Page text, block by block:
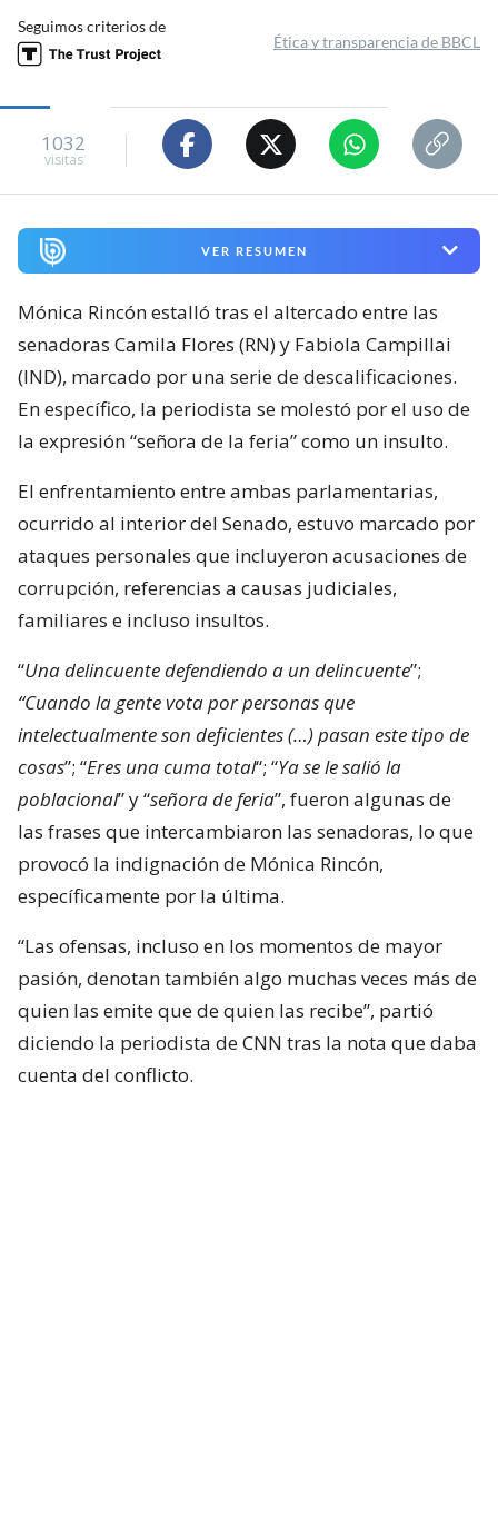
Seguimos criterios de
Ética y transparencia de BBCL
1032
visitas
VER RESUMEN
Mónica Rincón estalló tras el altercado entre las
senadoras Camila Flores (RN) y Fabiola Campillai
(IND), marcado por una serie de descalificaciones.
En específico, la periodista se molestó por el uso de
la expresión “señora de la feria” como un insulto.
El enfrentamiento entre ambas parlamentarias,
ocurrido al interior del Senado, estuvo marcado por
ataques personales que incluyeron acusaciones de
corrupción, referencias a causas judiciales,
familiares e incluso insultos.
“Una delincuente defendiendo a un delincuente”;
“Cuando la gente vota por personas que
intelectualmente son deficientes (…) pasan este tipo de
cosas”; “Eres una cuma total“; “Ya se le salió la
poblacional” y “señora de feria”, fueron algunas de
las frases que intercambiaron las senadoras, lo que
provocó la indignación de Mónica Rincón,
específicamente por la última.
“Las ofensas, incluso en los momentos de mayor
pasión, denotan también algo muchas veces más de
quien las emite que de quien las recibe”, partió
diciendo la periodista de CNN tras la nota que daba
cuenta del conflicto.